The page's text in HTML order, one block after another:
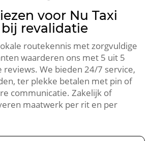
voor Nu Taxi
revalidatie
routekennis met zorgvuldige
waarderen ons met 5 uit 5
reviews. We bieden 24/7 service,
ter plekke betalen met pin of
communicatie. Zakelijk of
maatwerk per rit en per